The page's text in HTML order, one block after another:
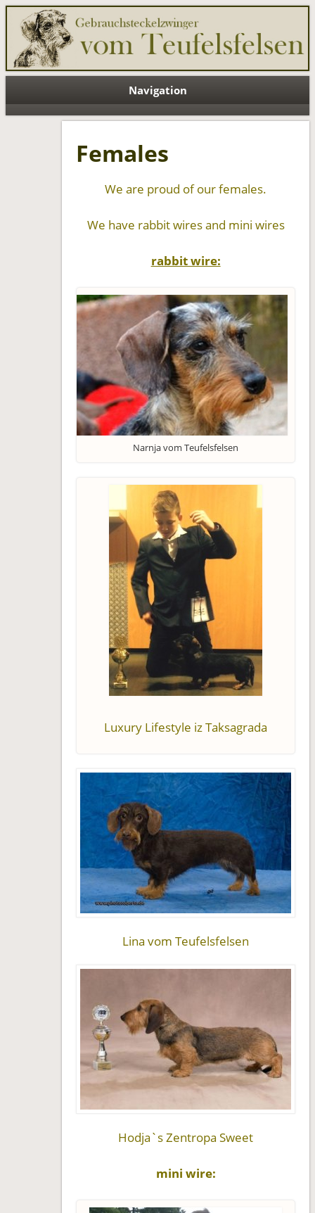
Teufelsfelsen EN
Navigation
Females
We are proud of our females.
We have rabbit wires and mini wires
rabbit wire:
Narnja vom Teufelsfelsen
Luxury Lifestyle iz Taksagrada
Lina vom Teufelsfelsen
Hodja`s Zentropa Sweet
mini wire: